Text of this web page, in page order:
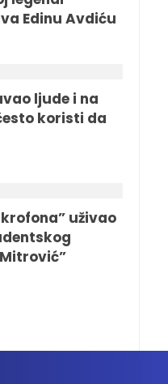
Edinu Avdiću
ljude i na
koristi da
uživao